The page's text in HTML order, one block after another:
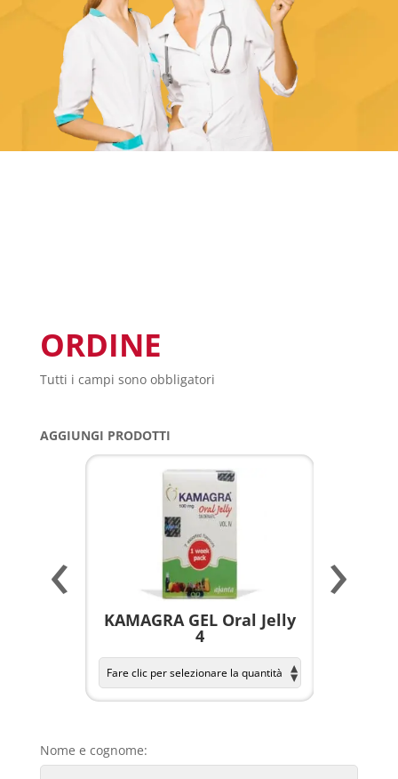
ORDINE
Tutti i campi sono obbligatori
AGGIUNGI PRODOTTI
KAMAGRA GEL Oral Jelly
4
‹ ›
Nome e cognome: